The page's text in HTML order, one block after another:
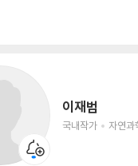
이재범
국내작가 자연